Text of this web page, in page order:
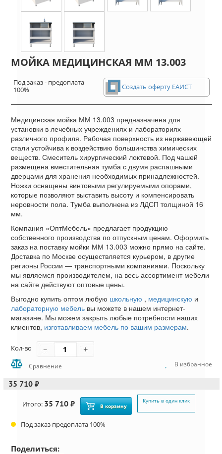
МОЙКА МЕДИЦИНСКАЯ ММ 13.003
Под заказ - предоплата
100%
Создать оферту ЕАИСТ
Медицинская мойка ММ 13.003 предназначена для
установки в лечебных учреждениях и лабораториях
различного профиля. Рабочая поверхность из нержавеющей
стали устойчива к воздействию большинства химических
веществ. Смеситель хирургический локтевой. Под чашей
размещена вместительная тумба с двумя распашными
дверцами для хранения необходимых принадлежностей.
Ножки оснащены винтовыми регулируемыми опорами,
которые позволяют выставить высоту и компенсировать
неровности пола. Тумба выполнена из ЛДСП толщиной 16
мм.
Компания «ОптМебель» предлагает продукцию
собственного производства по отпускным ценам. Оформить
заказ на поставку мойки ММ 13.003 можно прямо на сайте.
Доставка по Москве осуществляется курьером, в другие
регионы России — транспортными компаниями. Поскольку
мы являемся производителем, на весь ассортимент мебели
на сайте действуют оптовые цены.
Выгодно купить оптом любую школьную , медицинскую и
лабораторную мебель вы можете в нашем интернет-
магазине. Мы можем закрыть любые потребности наших
клиентов, изготавливаем мебель по вашим размерам.
Кол-во
Сравнение В избранное
35 710 ₽
Итого: 35 710 ₽ В корзину
Купить в один клик
Под заказ предоплата 100%
Поделиться: